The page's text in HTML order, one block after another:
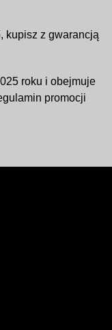
kupisz z gwarancją
roku i obejmuje
promocji